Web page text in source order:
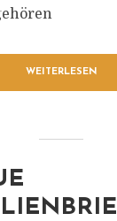
WEITERLESEN